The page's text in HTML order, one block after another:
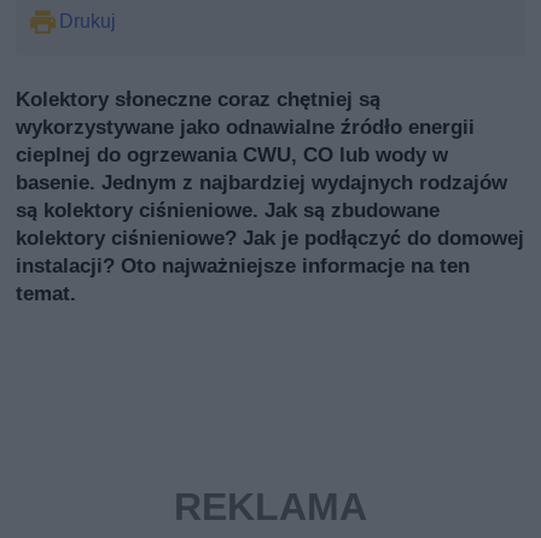
Drukuj
Kolektory słoneczne coraz chętniej są
wykorzystywane jako odnawialne źródło energii
cieplnej do ogrzewania CWU, CO lub wody w
basenie. Jednym z najbardziej wydajnych rodzajów
są kolektory ciśnieniowe. Jak są zbudowane
kolektory ciśnieniowe? Jak je podłączyć do domowej
instalacji? Oto najważniejsze informacje na ten
temat.